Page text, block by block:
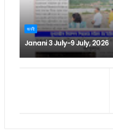
জননী
Janani 3 July-9 July, 2026